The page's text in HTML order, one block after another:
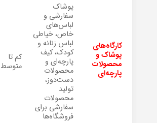
کارگاه‌های
پوشاک و
محصولات
پارچه‌ای
پوشاک
سفارشی و
لباس‌های
خاص، خیاطی
لباس زنانه و
کودک، کیف
پارچه‌ای و
محصولات
دست‌دوز،
تولید
محصولات
سفارشی برای
فروشگاه‌ها
کم تا
متوسط